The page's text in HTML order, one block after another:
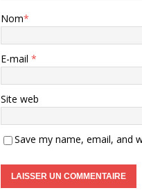
Nom*
E-mail *
Site web
Save my name, email, and